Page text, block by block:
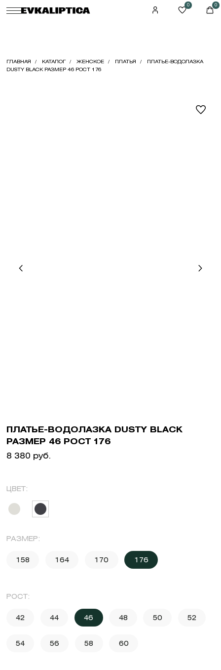
0 0
ГЛАВНАЯ КАТАЛОГ ЖЕНСКОЕ ПЛАТЬЯ
ПЛАТЬЕ-ВОДОЛАЗКА
DUSTY BLACK РАЗМЕР 46 РОСТ 176
ПЛАТЬЕ-ВОДОЛАЗКА DUSTY BLACK
РАЗМЕР 46 РОСТ 176
8 380 руб.
ЦВЕТ:
РАЗМЕР:
158 164 170 176
РОСТ:
42 44 46 48 50 52
54 56 58 60